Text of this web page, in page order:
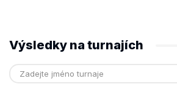
Výsledky na turnajích